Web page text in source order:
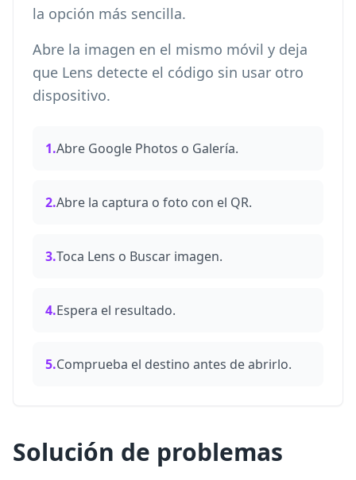
la opción más sencilla.
Abre la imagen en el mismo móvil y deja
que Lens detecte el código sin usar otro
dispositivo.
1.Abre Google Photos o Galería.
2.Abre la captura o foto con el QR.
3.Toca Lens o Buscar imagen.
4.Espera el resultado.
5.Comprueba el destino antes de abrirlo.
Solución de problemas